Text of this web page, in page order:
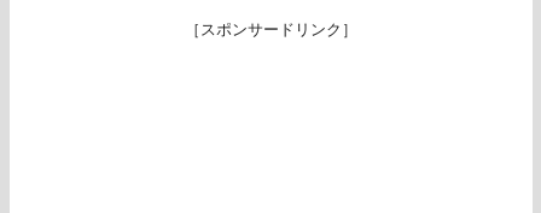
［スポンサードリンク］